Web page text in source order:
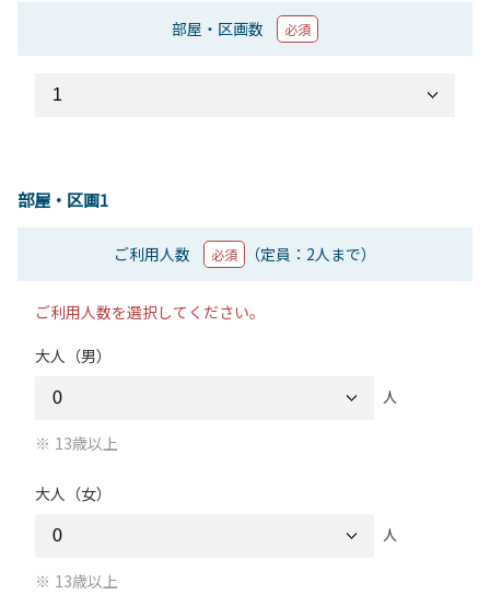
部屋・区画数 必須
部屋・区画1
ご利用人数 必須 （定員：2人まで）
ご利用人数を選択してください。
大人（男）
人
13歳以上
大人（女）
人
13歳以上